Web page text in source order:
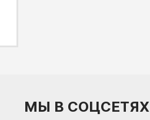
МЫ В СОЦСЕТЯХ